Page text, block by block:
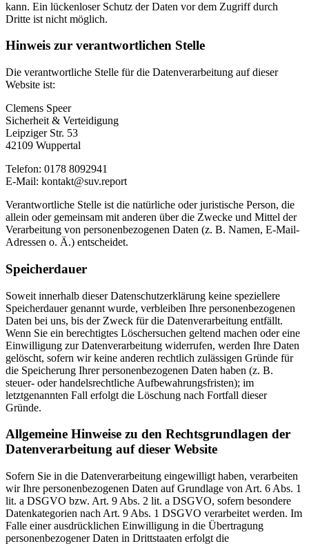
kann. Ein lückenloser Schutz der Daten vor dem Zugriff durch
Dritte ist nicht möglich.
Hinweis zur verantwortlichen Stelle
Die verantwortliche Stelle für die Datenverarbeitung auf dieser
Website ist:
Clemens Speer
Sicherheit & Verteidigung
Leipziger Str. 53
42109 Wuppertal
Telefon: 0178 8092941
E-Mail: kontakt@suv.report
Verantwortliche Stelle ist die natürliche oder juristische Person, die
allein oder gemeinsam mit anderen über die Zwecke und Mittel der
Verarbeitung von personenbezogenen Daten (z. B. Namen, E-Mail-
Adressen o. Ä.) entscheidet.
Speicherdauer
Soweit innerhalb dieser Datenschutzerklärung keine speziellere
Speicherdauer genannt wurde, verbleiben Ihre personenbezogenen
Daten bei uns, bis der Zweck für die Datenverarbeitung entfällt.
Wenn Sie ein berechtigtes Löschersuchen geltend machen oder eine
Einwilligung zur Datenverarbeitung widerrufen, werden Ihre Daten
gelöscht, sofern wir keine anderen rechtlich zulässigen Gründe für
die Speicherung Ihrer personenbezogenen Daten haben (z. B.
steuer- oder handelsrechtliche Aufbewahrungsfristen); im
letztgenannten Fall erfolgt die Löschung nach Fortfall dieser
Gründe.
Allgemeine Hinweise zu den Rechtsgrundlagen der
Datenverarbeitung auf dieser Website
Sofern Sie in die Datenverarbeitung eingewilligt haben, verarbeiten
wir Ihre personenbezogenen Daten auf Grundlage von Art. 6 Abs. 1
lit. a DSGVO bzw. Art. 9 Abs. 2 lit. a DSGVO, sofern besondere
Datenkategorien nach Art. 9 Abs. 1 DSGVO verarbeitet werden. Im
Falle einer ausdrücklichen Einwilligung in die Übertragung
personenbezogener Daten in Drittstaaten erfolgt die